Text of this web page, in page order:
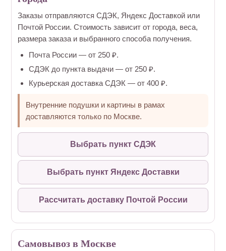
Заказы отправляются СДЭК, Яндекс Доставкой или
Почтой России. Стоимость зависит от города, веса,
размера заказа и выбранного способа получения.
Почта России — от 250 ₽.
СДЭК до пункта выдачи — от 250 ₽.
Курьерская доставка СДЭК — от 400 ₽.
Внутренние подушки и картины в рамах
доставляются только по Москве.
Выбрать пункт СДЭК
Выбрать пункт Яндекс Доставки
Рассчитать доставку Почтой России
Самовывоз в Москве